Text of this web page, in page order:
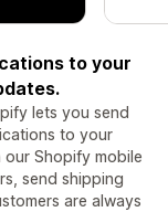
to your
lets you send
to your
our Shopify mobile
send shipping
are always